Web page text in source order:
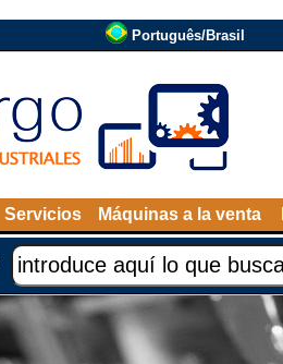
Português/Brasil
Servicios Máquinas a la venta